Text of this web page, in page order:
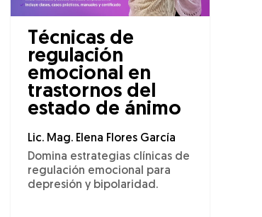
Técnicas de
regulación
emocional en
trastornos del
estado de ánimo
Lic. Mag. Elena Flores García
Domina estrategias clínicas de
regulación emocional para
depresión y bipolaridad.